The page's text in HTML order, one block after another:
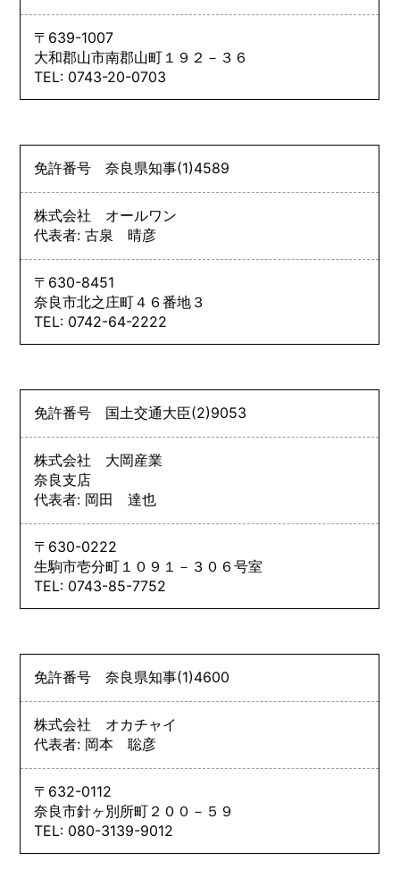
〒639-1007
大和郡山市南郡山町１９２－３６
TEL: 0743-20-0703
免許番号奈良県知事(1)4589
株式会社 オールワン
代表者: 古泉 晴彦
〒630-8451
奈良市北之庄町４６番地３
TEL: 0742-64-2222
免許番号 国土交通大臣(2)9053
株式会社 大岡産業
奈良支店
代表者: 岡田 達也
〒630-0222
生駒市壱分町１０９１－３０６号室
TEL: 0743-85-7752
免許番号奈良県知事(1)4600
株式会社 オカチャイ
代表者: 岡本 聡彦
〒632-0112
奈良市針ヶ別所町２００－５９
TEL: 080-3139-9012